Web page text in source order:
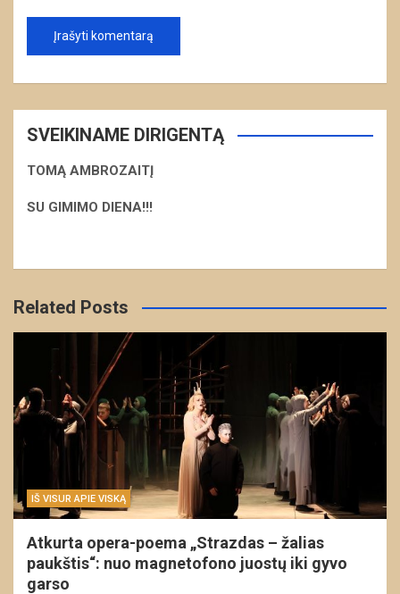
SVEIKINAME DIRIGENTĄ
TOMĄ AMBROZAITĮ
SU GIMIMO DIENA!!!
Related Posts
IŠ VISUR APIE VISKĄ
Atkurta opera-poema „Strazdas – žalias
paukštis“: nuo magnetofono juostų iki gyvo
garso